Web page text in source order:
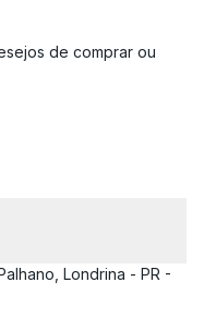
de comprar ou
Londrina - PR -